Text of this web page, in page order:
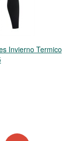
Invierno Termico